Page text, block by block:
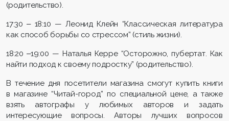
(родительство).
17:30 ‒ 18:10 — Леонид Клейн “Классическая литература
как способ борьбы со стрессом” (стиль жизни).
18:20 ‒19:00 — Наталья Керре “Осторожно, пубертат. Как
найти подход к своему подростку” (родительство).
В течение дня посетители магазина смогут купить книги
в магазине “Читай-город” по специальной цене, а также
взять автографы у любимых авторов и задать
интересующие вопросы. Авторы лучших вопросов